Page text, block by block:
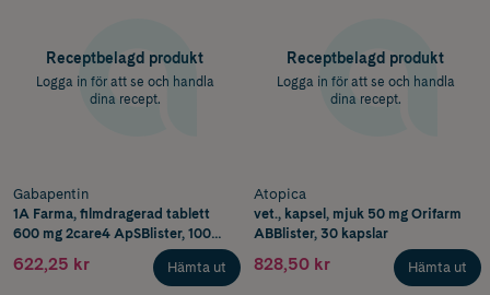
Receptbelagd produkt
Logga in för att se och handla
dina recept.
Gabapentin
1A Farma, filmdragerad tablett
600 mg 2care4 ApSBlister, 100
622,25 kr Hämta ut
Receptbelagd produkt
Logga in för att se och handla
dina recept.
Atopica
vet., kapsel, mjuk 50 mg Orifarm
ABBlister, 30 kapslar
828,50 kr Hämta ut